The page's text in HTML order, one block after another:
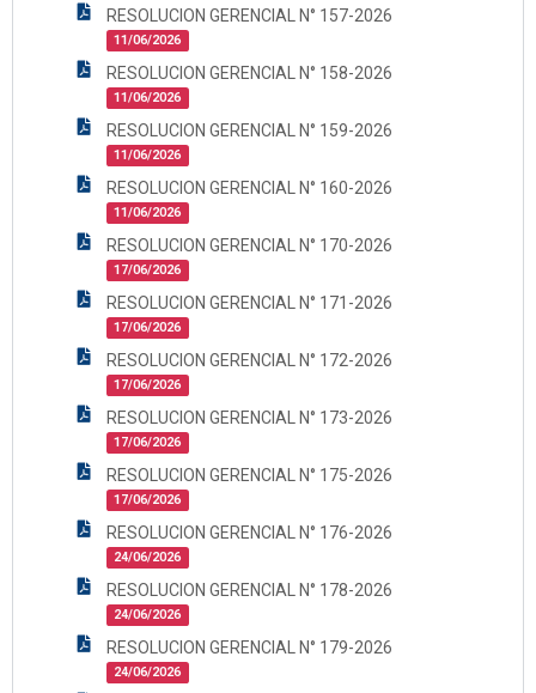
RESOLUCION GERENCIAL N° 157-2026
11/06/2026
RESOLUCION GERENCIAL N° 158-2026
11/06/2026
RESOLUCION GERENCIAL N° 159-2026
11/06/2026
RESOLUCION GERENCIAL N° 160-2026
11/06/2026
RESOLUCION GERENCIAL N° 170-2026
17/06/2026
RESOLUCION GERENCIAL N° 171-2026
17/06/2026
RESOLUCION GERENCIAL N° 172-2026
17/06/2026
RESOLUCION GERENCIAL N° 173-2026
17/06/2026
RESOLUCION GERENCIAL N° 175-2026
17/06/2026
RESOLUCION GERENCIAL N° 176-2026
24/06/2026
RESOLUCION GERENCIAL N° 178-2026
24/06/2026
RESOLUCION GERENCIAL N° 179-2026
24/06/2026